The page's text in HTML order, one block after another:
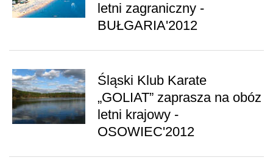
letni zagraniczny -
BUŁGARIA'2012
Śląski Klub Karate
„GOLIAT” zaprasza na obóz
letni krajowy -
OSOWIEC'2012